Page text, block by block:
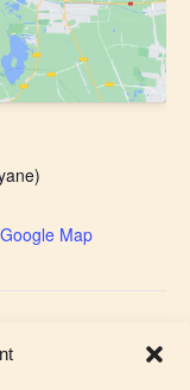
Map
entre Rennes et